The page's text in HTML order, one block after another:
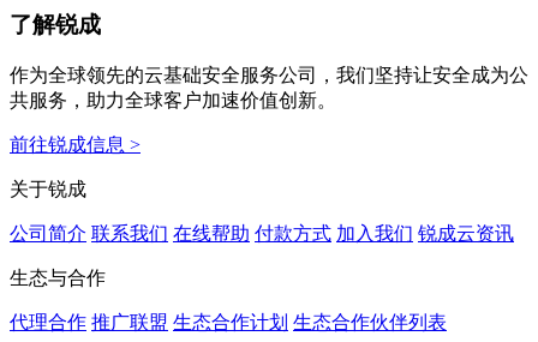
了解锐成
作为全球领先的云基础安全服务公司，我们坚持让安全成为公
共服务，助力全球客户加速价值创新。
前往锐成信息 >
关于锐成
公司简介 联系我们 在线帮助 付款方式 加入我们 锐成云资讯
生态与合作
代理合作 推广联盟 生态合作计划 生态合作伙伴列表